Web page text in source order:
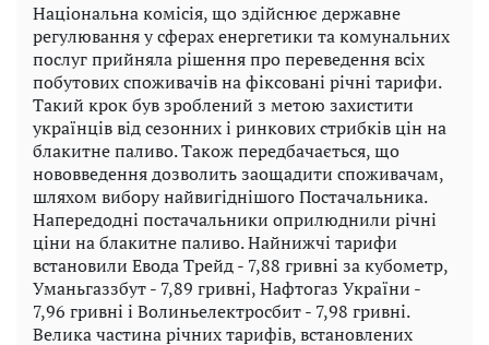
Національна комісія, що здійснює державне
регулювання у сферах енергетики та комунальних
послуг прийняла рішення про переведення всіх
побутових споживачів на фіксовані річні тарифи.
Такий крок був зроблений з метою захистити
українців від сезонних і ринкових стрибків цін на
блакитне паливо. Також передбачається, що
нововведення дозволить заощадити споживачам,
шляхом вибору найвигіднішого Постачальника.
Напередодні постачальники оприлюднили річні
ціни на блакитне паливо. Найнижчі тарифи
встановили Евода Трейд - 7,88 гривні за кубометр,
Уманьгаззбут - 7,89 гривні, Нафтогаз України -
7,96 гривні і Волиньелектросбит - 7,98 гривні.
Велика частина річних тарифів, встановлених